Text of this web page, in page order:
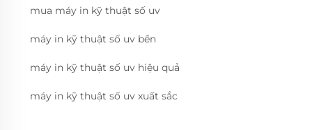
mua máy in kỹ thuật số uv
máy in kỹ thuật số uv bền
máy in kỹ thuật số uv hiệu quả
máy in kỹ thuật số uv xuất sắc